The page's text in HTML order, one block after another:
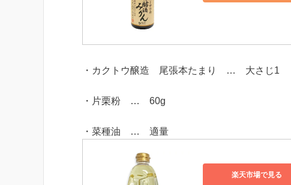
・カクトウ醸造 尾張本たまり … 大さじ1
・片栗粉 … 60g
・菜種油 … 適量
楽天市場で見る